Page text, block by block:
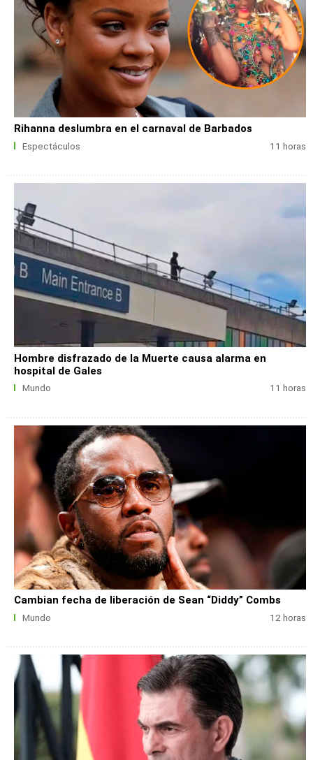
Rihanna deslumbra en el carnaval de Barbados
Espectáculos 11 horas
Hombre disfrazado de la Muerte causa alarma en
hospital de Gales
Mundo 11 horas
Cambian fecha de liberación de Sean “Diddy” Combs
Mundo 12 horas